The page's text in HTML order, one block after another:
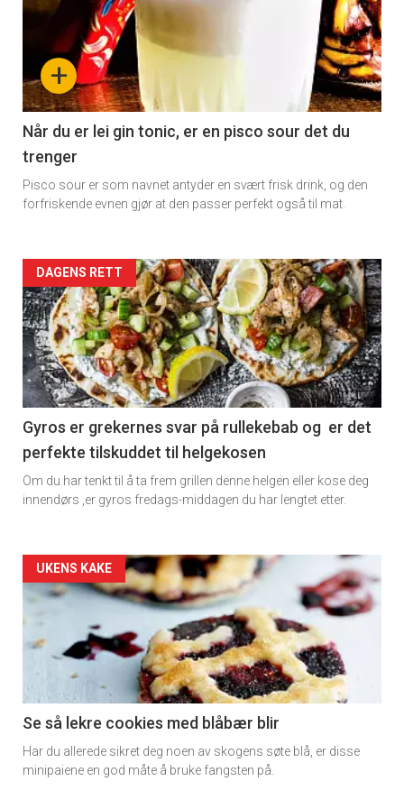
detail
section
11
+
Når du er lei gin tonic, er en pisco sour det du
trenger
Pisco sour er som navnet antyder en svært frisk drink, og den
forfriskende evnen gjør at den passer perfekt også til mat.
Artikler
detail
-
section
11
Dagens
rett
DAGENS RETT
Gyros er grekernes svar på rullekebab og er det
perfekte tilskuddet til helgekosen
Om du har tenkt til å ta frem grillen denne helgen eller kose deg
innendørs ,er gyros fredags-middagen du har lengtet etter.
Artikler
detail
-
section
11
Dagens
UKENS KAKE
Se så lekre cookies med blåbær blir
Har du allerede sikret deg noen av skogens søte blå, er disse
minipaiene en god måte å bruke fangsten på.